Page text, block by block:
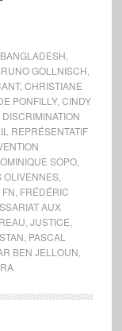
BANGLADESH
GOLLNISCH
, CHRISTIANE
PONFILLY, CINDY
REPRÉSENTATIF
SOPO,
OLIVENNES,
FN FRÉDÉRIC
AUX
JUSTICE
PASCAL
BEN JELLOUN